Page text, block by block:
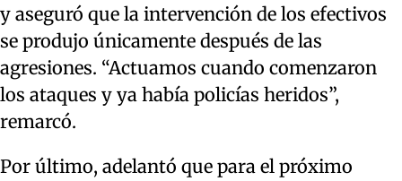
y aseguró que la intervención de los efectivos
se produjo únicamente después de las
agresiones. “Actuamos cuando comenzaron
los ataques y ya había policías heridos”,
remarcó.
Por último, adelantó que para el próximo